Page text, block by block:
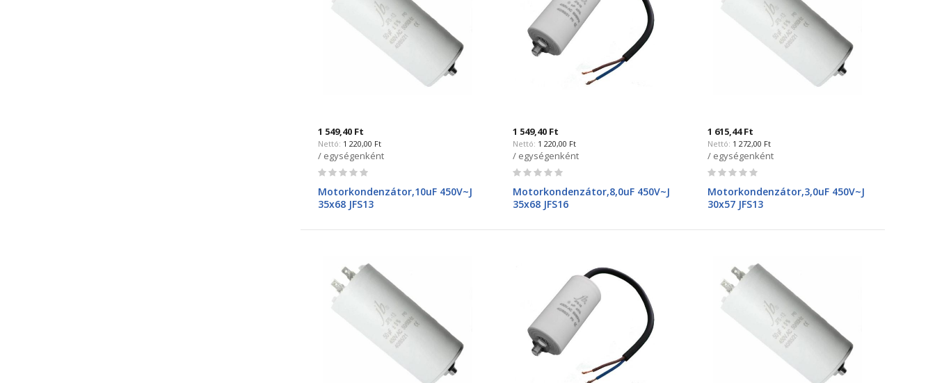
1 549,40 Ft
1 220,00 Ft
/ egységenként
Rating:
Motorkondenzátor,10uF 450V~J
35x68 JFS13
1 549,40 Ft
1 220,00 Ft
/ egységenként
Rating:
Motorkondenzátor,8,0uF 450V~J
35x68 JFS16
1 615,44 Ft
1 272,00 Ft
/ egységenként
Rating:
Motorkondenzátor,3,0uF 450V~J
30x57 JFS13